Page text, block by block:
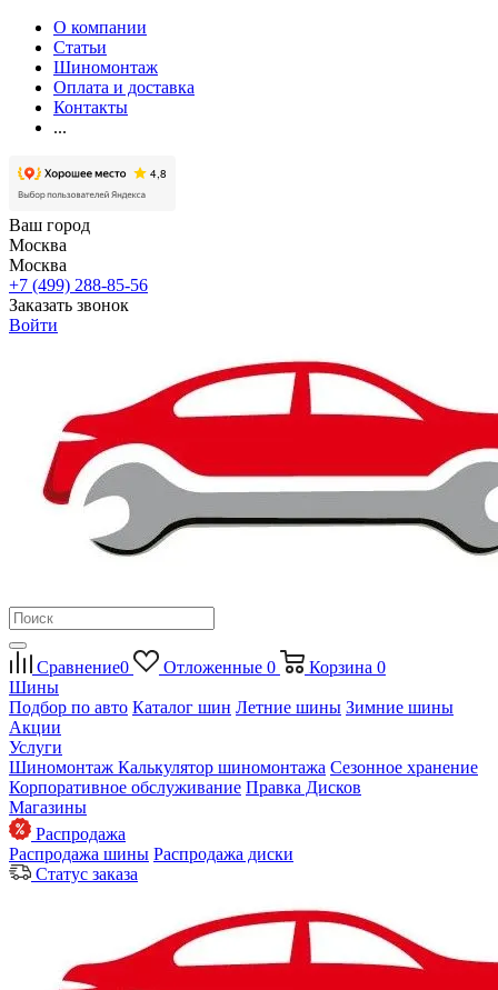
О компании
Статьи
Шиномонтаж
Оплата и доставка
Контакты
...
Ваш город
Москва
Москва
+7 (499) 288-85-56
Заказать звонок
Войти
Сравнение0 Отложенные 0 Корзина 0
Шины
Подбор по авто Каталог шин Летние шины Зимние шины
Акции
Услуги
Шиномонтаж Калькулятор шиномонтажа Сезонное хранение
Корпоративное обслуживание Правка Дисков
Магазины
Распродажа
Распродажа шины Распродажа диски
Статус заказа